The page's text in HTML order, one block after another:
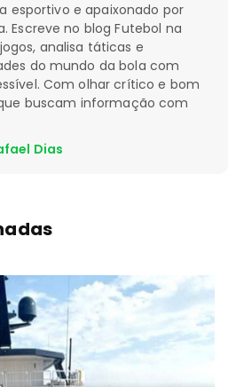
esportivo e apaixonado por
Escreve no blog Futebol na
analisa táticas e
do mundo da bola com
Com olhar crítico e bom
buscam informação com
Dias